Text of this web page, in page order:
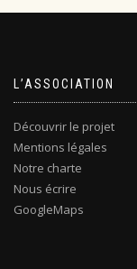
L’ASSOCIATION
Découvrir le projet
Mentions légales
Notre charte
Nous écrire
GoogleMaps